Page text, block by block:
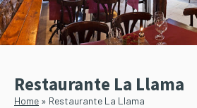
Restaurante La Llama
Home » Restaurante La Llama